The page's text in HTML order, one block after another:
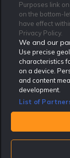
Spela ansvarsfullt.
problem? Kontakta
korrekta vid den
använder e-legitimation
kommersiellt innehåll.
Purposes link
on the bottom-
have effect
Privacy Policy.
We and our
Use precise
characteristics
on a device.
and content
development.
List of